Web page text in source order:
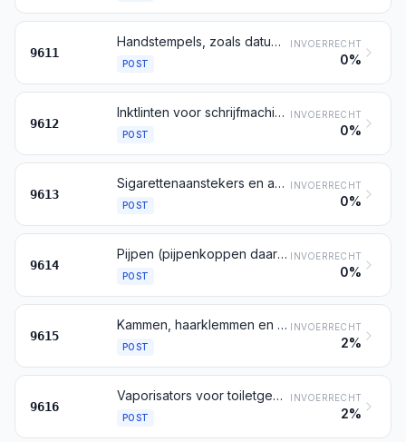
9611
Handstempels, zoals datumstempels, zegelstempels, numeroteurs en dergelijke (handetiketteermachines daaronder begrepen); verstelbare handstempels en drukdozen
POST
INVOERRECHT
0%
9612
Inktlinten voor schrijfmachines en dergelijke inktlinten, geïnkt of op andere wijze geprepareerd voor het maken van afdrukken, ook indien op spoelen of in cassettes; stempelkussens, ook indien geïnkt, met of zonder doos
POST
INVOERRECHT
0%
9613
Sigarettenaanstekers en andere aanstekers, ook indien mechanisch of elektrisch, alsmede delen daarvan, andere dan vuursteentjes en lonten
POST
INVOERRECHT
0%
9614
Pijpen (pijpenkoppen daaronder begrepen), sigaren- en sigarettenpijpjes, alsmede delen daarvan
POST
INVOERRECHT
0%
9615
Kammen, haarklemmen en dergelijke artikelen; haarspelden, krulspelden en dergelijke artikelen, andere dan die bedoeld bij post 8516, alsmede delen daarvan
POST
INVOERRECHT
2%
9616
Vaporisators voor toiletgebruik, alsmede monturen en montuurkoppen daarvoor; poederdonsjes en dergelijke artikelen voor het aanbrengen van cosmetica
POST
INVOERRECHT
2%